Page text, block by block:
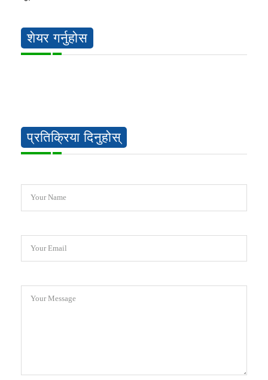
शेयर गर्नुहोस
प्रतिक्रिया दिनुहोस्
Your Name
Your Email
Your Message